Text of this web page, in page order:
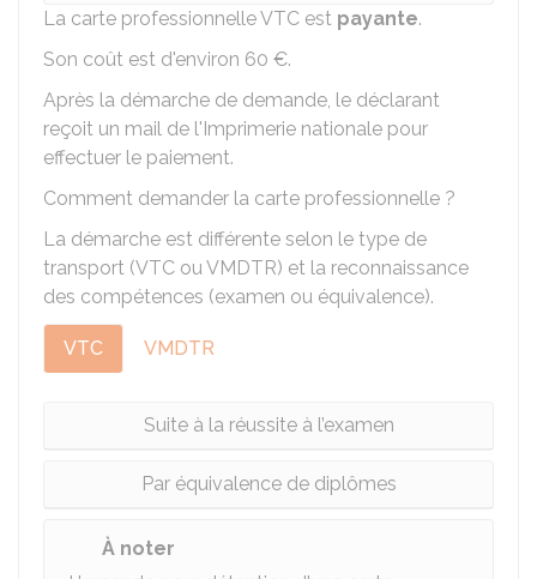
La carte professionnelle VTC est payante.
Son coût est d'environ 60 €.
Après la démarche de demande, le déclarant
reçoit un mail de l'Imprimerie nationale pour
effectuer le paiement.
Comment demander la carte professionnelle ?
La démarche est différente selon le type de
transport (VTC ouVMDTR) et la reconnaissance
des compétences (examen ou équivalence).
VTC VMDTR
Suite à la réussite à l’examen
Par équivalence de diplômes
À noter